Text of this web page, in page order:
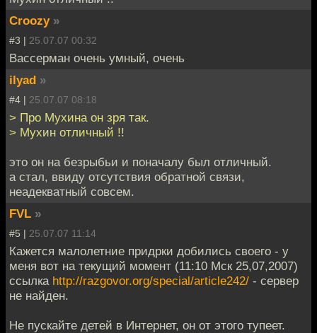
Croozy »
#3 | 25.07.07 00:32
Вассерман очень умный, очень
ilyad »
#4 | 25.07.07 08:18
> Про Мухина он зря так.
> Мухин отличный !!
это он на безрыбьи и поначалу был отличный.
а стал, ввиду отсутствия обратной связи,
неадекватный совсем.
FVL »
#5 | 25.07.07 11:14
Кажется малолетние придрки добились своего - у
меня вот на текущий момент (11:10 Мск 25,07,2007)
ссылка http://razgovor.org/special/article242/ - сервер
не найден.
Не пускайте детей в Интернет, он от этого тупеет.